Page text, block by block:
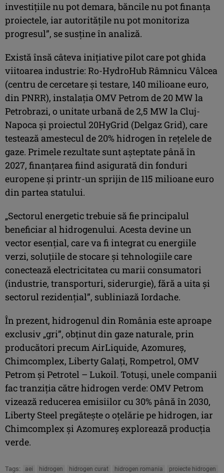
investiţiile nu pot demara, băncile nu pot finanţa
proiectele, iar autorităţile nu pot monitoriza
progresul”, se susţine în analiză.
Există însă câteva iniţiative pilot care pot ghida
viitoarea industrie: Ro-HydroHub Râmnicu Vâlcea
(centru de cercetare şi testare, 140 milioane euro,
din PNRR), instalaţia OMV Petrom de 20 MW la
Petrobrazi, o unitate urbană de 2,5 MW la Cluj-
Napoca şi proiectul 20HyGrid (Delgaz Grid), care
testează amestecul de 20% hidrogen în reţelele de
gaze. Primele rezultate sunt aşteptate până în
2027, finanţarea fiind asigurată din fonduri
europene şi printr-un sprijin de 115 milioane euro
din partea statului.
„Sectorul energetic trebuie să fie principalul
beneficiar al hidrogenului. Acesta devine un
vector esenţial, care va fi integrat cu energiile
verzi, soluţiile de stocare şi tehnologiile care
conectează electricitatea cu marii consumatori
(industrie, transporturi, siderurgie), fără a uita şi
sectorul rezidenţial”, subliniază Iordache.
În prezent, hidrogenul din România este aproape
exclusiv „gri”, obţinut din gaze naturale, prin
producători precum AirLiquide, Azomureş,
Chimcomplex, Liberty Galaţi, Rompetrol, OMV
Petrom şi Petrotel – Lukoil. Totuşi, unele companii
fac tranziţia către hidrogen verde: OMV Petrom
vizează reducerea emisiilor cu 30% până în 2030,
Liberty Steel pregăteşte o oţelărie pe hidrogen, iar
Chimcomplex şi Azomureş explorează producţia
verde.
Tags: aei hidrogen hidrogen curat hidrogen romania proiecte hidrogen